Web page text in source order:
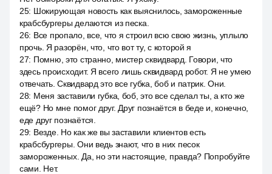
25: Шокирующая новость как выяснилось, замороженные
крабсбургеры делаются из песка.
26: Все пропало, все, что я строил всю свою жизнь, уплыло
прочь. Я разорён, что, что вот ту, с которой я
27: Помню, это странно, мистер сквидвард. Говори, что
здесь происходит. Я всего лишь сквидвард робот. Я не умею
отвечать. Сквидвард это все губка, боб и патрик. Они.
28: Меня заставили губка, боб, это все сделал ты, а кто же
ещё? Но мне помог друг. Друг познаётся в беде и, конечно,
еде друг познаётся.
29: Везде. Но как же вы заставили клиентов есть
крабсбургеры. Они ведь знают, что в них песок
замороженных. Да, но эти настоящие, правда? Попробуйте
сами. Нет.